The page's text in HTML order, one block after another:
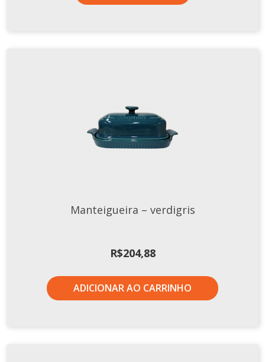
Manteigueira – verdigris
R$204,88
ADICIONAR AO CARRINHO